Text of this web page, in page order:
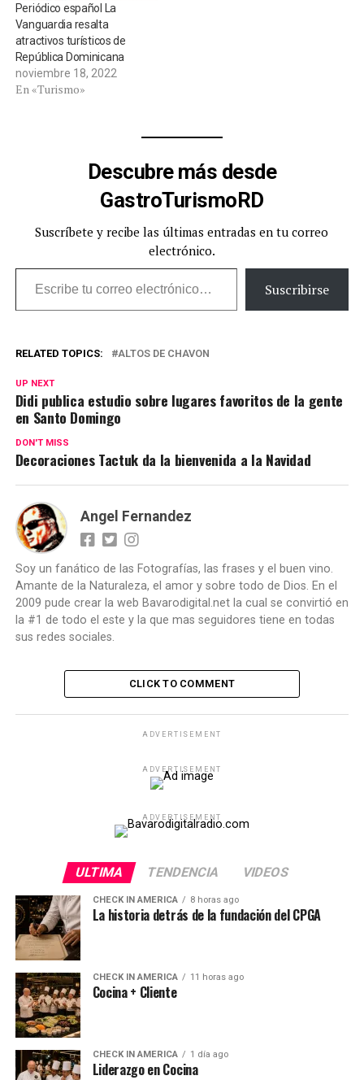
Periódico español La
Vanguardia resalta
atractivos turísticos de
República Dominicana
noviembre 18, 2022
En «Turismo»
Descubre más desde
GastroTurismoRD
Suscríbete y recibe las últimas entradas en tu correo
electrónico.
Escribe tu correo electrónico…
Suscribirse
RELATED TOPICS: ALTOS DE CHAVON
UP NEXT
Didi publica estudio sobre lugares favoritos de la gente
en Santo Domingo
DON'T MISS
Decoraciones Tactuk da la bienvenida a la Navidad
Angel Fernandez
Soy un fanático de las Fotografías, las frases y el buen vino.
Amante de la Naturaleza, el amor y sobre todo de Dios. En el
2009 pude crear la web Bavarodigital.net la cual se convirtió en
la #1 de todo el este y la que mas seguidores tiene en todas
sus redes sociales.
CLICK TO COMMENT
ADVERTISEMENT
ADVERTISEMENT
ADVERTISEMENT
ULTIMA TENDENCIA VIDEOS
CHECK IN AMERICA 8 horas ago
La historia detrás de la fundación del CPGA
CHECK IN AMERICA 11 horas ago
Cocina + Cliente
CHECK IN AMERICA 1 día ago
Liderazgo en Cocina